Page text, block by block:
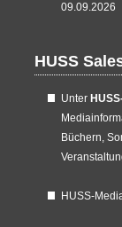
09.09.2026
HUSS
Unter
Büchern,
HUSS-